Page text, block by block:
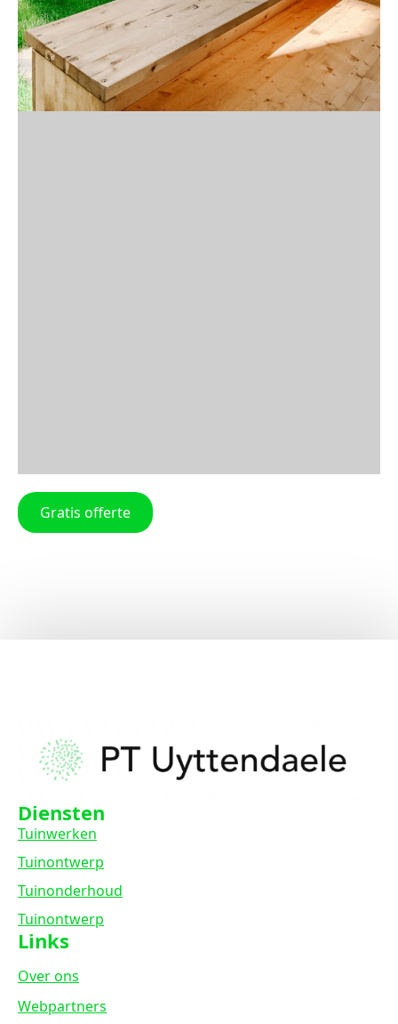
Gratis offerte
Diensten
Tuinwerken
Tuinontwerp
Tuinonderhoud
Tuinontwerp
Links
Over ons
Webpartners